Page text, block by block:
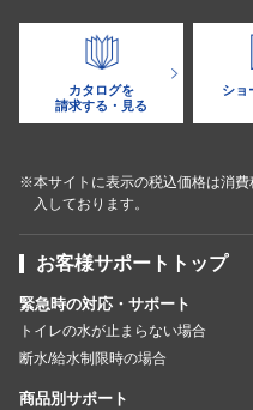
カタログを
請求する・見る
ショ
※本サイトに表示の税込価格は消
入しております。
お客様サポートトップ
緊急時の対応・サポート
トイレの水が止まらない場合
断水/給水制限時の場合
商品別サポート